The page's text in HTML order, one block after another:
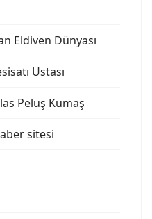
Eldiven Dünyası
Ustası
Peluş Kumaş
sitesi